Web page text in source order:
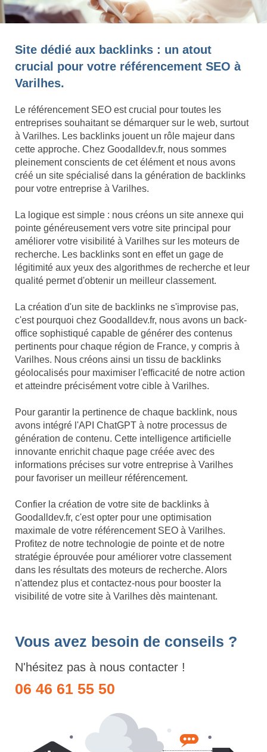
Site dédié aux backlinks : un atout
crucial pour votre référencement SEO à
Varilhes.
Le référencement SEO est crucial pour toutes les
entreprises souhaitant se démarquer sur le web, surtout
à Varilhes. Les backlinks jouent un rôle majeur dans
cette approche. Chez Goodalldev.fr, nous sommes
pleinement conscients de cet élément et nous avons
créé un site spécialisé dans la génération de backlinks
pour votre entreprise à Varilhes.
La logique est simple : nous créons un site annexe qui
pointe généreusement vers votre site principal pour
améliorer votre visibilité à Varilhes sur les moteurs de
recherche. Les backlinks sont en effet un gage de
légitimité aux yeux des algorithmes de recherche et leur
qualité permet d'obtenir un meilleur classement.
La création d'un site de backlinks ne s'improvise pas,
c'est pourquoi chez Goodalldev.fr, nous avons un back-
office sophistiqué capable de générer des contenus
pertinents pour chaque région de France, y compris à
Varilhes. Nous créons ainsi un tissu de backlinks
géolocalisés pour maximiser l'efficacité de notre action
et atteindre précisément votre cible à Varilhes.
Pour garantir la pertinence de chaque backlink, nous
avons intégré l'API ChatGPT à notre processus de
génération de contenu. Cette intelligence artificielle
innovante enrichit chaque page créée avec des
informations précises sur votre entreprise à Varilhes
pour favoriser un meilleur référencement.
Confier la création de votre site de backlinks à
Goodalldev.fr, c'est opter pour une optimisation
maximale de votre référencement SEO à Varilhes.
Profitez de notre technologie de pointe et de notre
stratégie éprouvée pour améliorer votre classement
dans les résultats des moteurs de recherche. Alors
n'attendez plus et contactez-nous pour booster la
visibilité de votre site à Varilhes dès maintenant.
Vous avez besoin de conseils ?
N'hésitez pas à nous contacter !
06 46 61 55 50